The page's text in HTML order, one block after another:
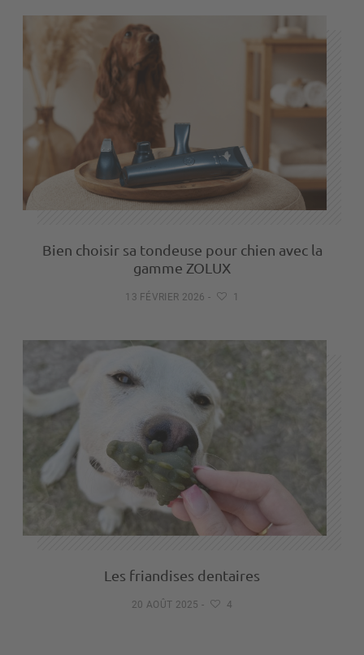
Bien choisir sa tondeuse pour chien avec la
gamme ZOLUX
13 FÉVRIER 2026 - 1
Les friandises dentaires
20 AOÛT 2025 - 4